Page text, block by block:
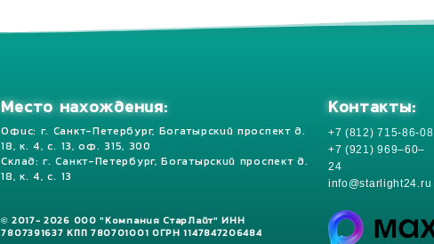
Место нахождения:
Офис: г. Санкт-Петербург, Богатырский проспект д.
18, к. 4, с. 13, оф. 315, 300
Склад: г. Санкт-Петербург, Богатырский проспект д.
18, к. 4, с. 13
© 2017- 2026 ООО "Компания СтарЛайт" ИНН
7807391637 КПП 780701001 ОГРН 1147847206484
Контакты:
+7 (812) 715-86-08
+7 (921) 969–60–
24
info@starlight24.ru